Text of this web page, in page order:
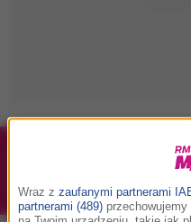
Podwójne bilety
Wraz z zaufanymi partnerami
partnerami (489)